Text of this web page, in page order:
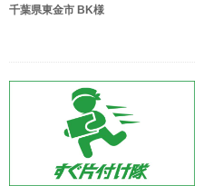
千葉県東金市 BK様